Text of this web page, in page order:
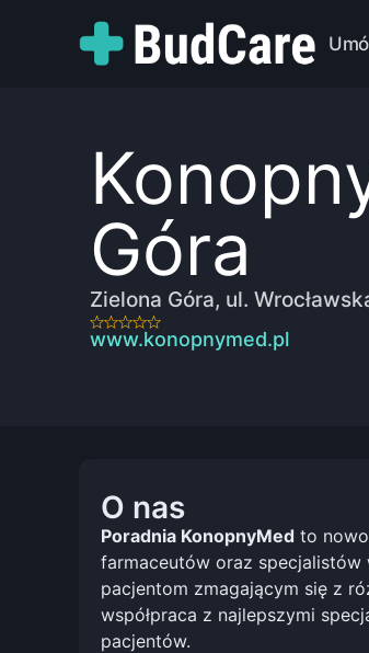
Góra
Zielona Góra, ul.
www.konopnymed.pl
O nas
Poradnia KonopnyMed to
farmaceutów oraz specjalistów
pacjentom zmagającym się z
współpraca z najlepszymi
pacjentów.